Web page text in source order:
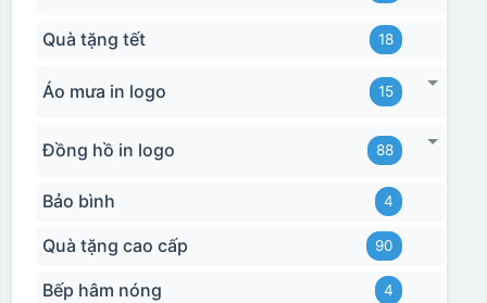
Quà tặng tết 18
Áo mưa in logo 15
Đồng hồ in logo 88
Bảo bình 4
Quà tặng cao cấp 90
Bếp hâm nóng 4